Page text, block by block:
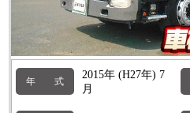
年 式
2015年 (H27年) 7
月